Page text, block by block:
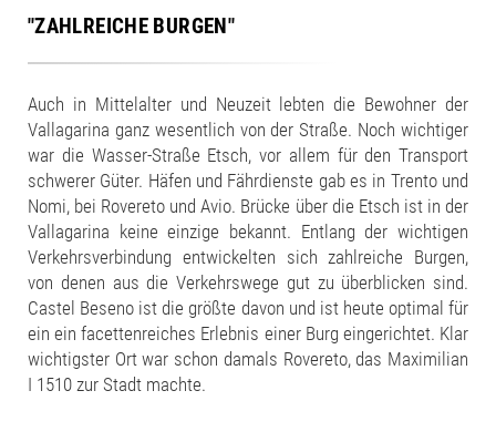
"ZAHLREICHE BURGEN"
Auch in Mittelalter und Neuzeit lebten die Bewohner der
Vallagarina ganz wesentlich von der Straße. Noch wichtiger
war die Wasser-Straße Etsch, vor allem für den Transport
schwerer Güter. Häfen und Fährdienste gab es in Trento und
Nomi, bei Rovereto und Avio. Brücke über die Etsch ist in der
Vallagarina keine einzige bekannt. Entlang der wichtigen
Verkehrsverbindung entwickelten sich zahlreiche Burgen,
von denen aus die Verkehrswege gut zu überblicken sind.
Castel Beseno ist die größte davon und ist heute optimal für
ein ein facettenreiches Erlebnis einer Burg eingerichtet. Klar
wichtigster Ort war schon damals Rovereto, das Maximilian
I 1510 zur Stadt machte.